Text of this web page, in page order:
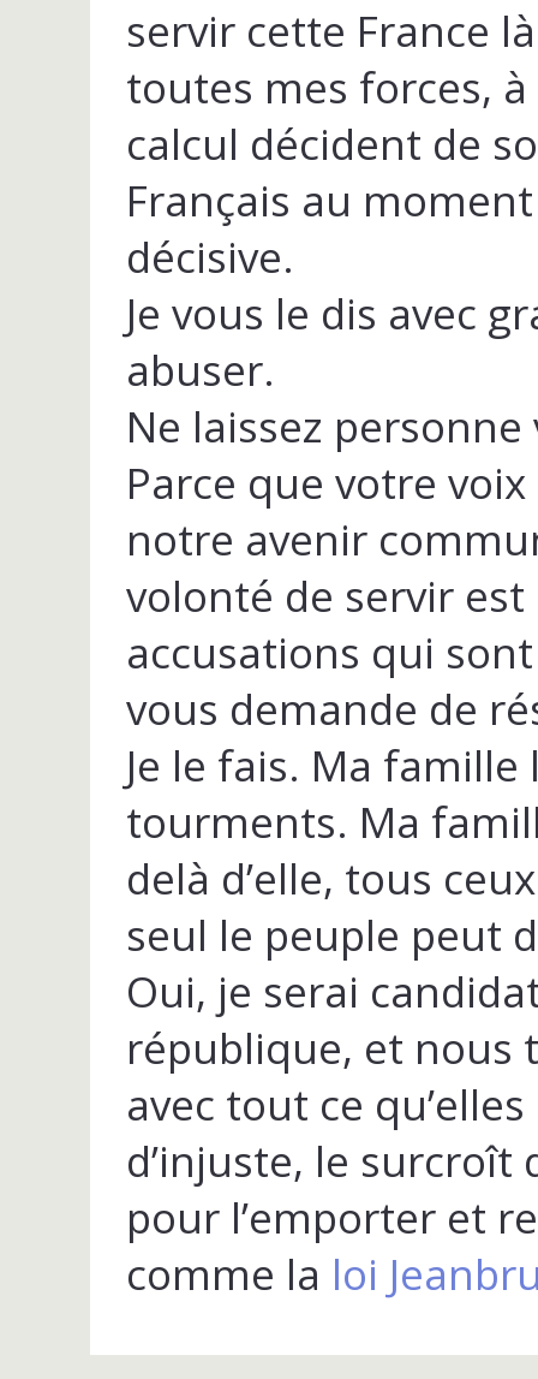
servir cette France
toutes mes forces,
calcul décident de
Français au
décisive.
Je vous le dis avec
abuser.
Ne laissez
Parce que votre
notre avenir
volonté de servir
accusations qui
vous demande de
Je le fais. Ma
tourments. Ma
delà d’elle, tous
seul le peuple peut
Oui, je serai
république, et nous
avec tout ce
d’injuste, le surcroît
pour l’emporter et
comme la loi